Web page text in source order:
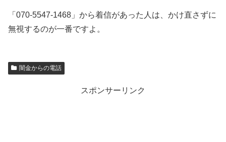
「070-5547-1468」から着信があった人は、かけ直さずに
無視するのが一番ですよ。
闇金からの電話
スポンサーリンク